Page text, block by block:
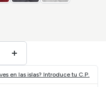
en las islas? Introduce tu C.P.